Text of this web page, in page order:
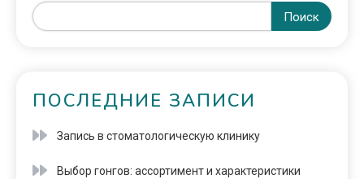
Поиск
ПОСЛЕДНИЕ ЗАПИСИ
Запись в стоматологическую клинику
Выбор гонгов: ассортимент и характеристики